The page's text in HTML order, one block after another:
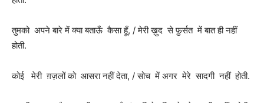
तुमको अपने बारे में क्या बताऊँ कैसा हूँ, / मेरी ख़ुद से फ़ुर्सत में बात ही नहीं
होती.
कोई मेरी ग़ज़लों को आसरा नहीं देता, / सोच में अगर मेरे सादगी नहीं होती.